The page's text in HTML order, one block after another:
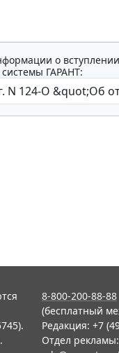
о
ГАРАНТ:
8-800-200-88-88
(бесплатный
Редакция: +7
Отдел